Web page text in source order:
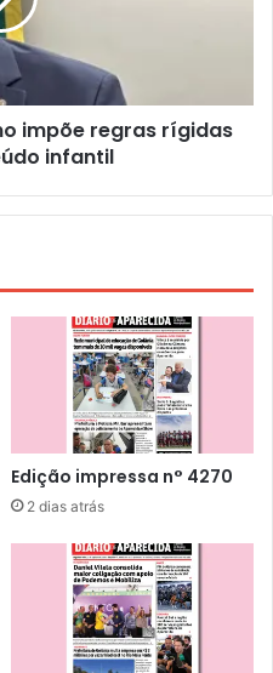
impõe regras rígidas
infantil
Edição impressa n° 4270
2 dias atrás